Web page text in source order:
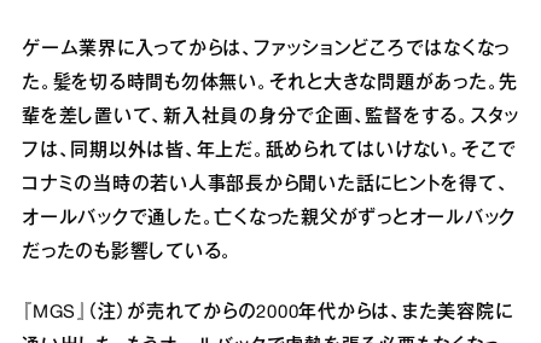
ゲーム業界に入ってからは、ファッションどころではなくなっ
た。髪を切る時間も勿体無い。それと大きな問題があった。先
輩を差し置いて、新入社員の身分で企画、監督をする。スタッ
フは、同期以外は皆、年上だ。舐められてはいけない。そこで
コナミの当時の若い人事部長から聞いた話にヒントを得て、
オールバックで通した。亡くなった親父がずっとオールバック
だったのも影響している。
『MGS』（注）が売れてからの2000年代からは、また美容院に